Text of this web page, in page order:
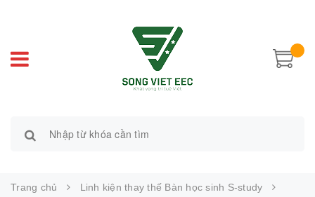
Trang chủ
Linh kiện thay thế Bàn học sinh S-study